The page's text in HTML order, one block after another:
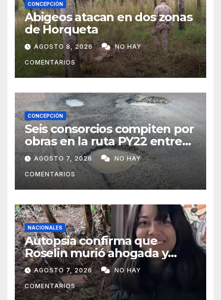
CONCEPCIÓN
Abigeos atacan en dos zonas
de Horqueta
AGOSTO 8, 2026 NO HAY
COMENTARIOS
CONCEPCIÓN
Seis consorcios compiten por
obras en la ruta PY22 entre
Concepción y Vallemí
AGOSTO 7, 2026 NO HAY
COMENTARIOS
NACIONALES
Autopsia confirma que
Roselin murió ahogada y
luego sufrió una violenta
mutilación
AGOSTO 7, 2026 NO HAY
COMENTARIOS